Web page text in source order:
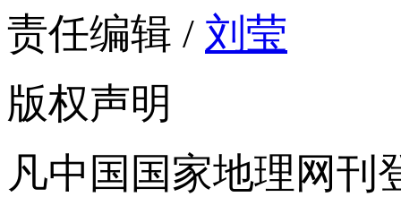
责任编辑 / 刘莹
版权声明
凡中国国家地理网刊